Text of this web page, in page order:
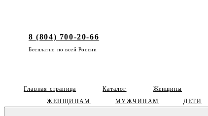
8 (804) 700-20-66
Бесплатно по всей России
ЖЕНЩИНАМ МУЖЧИНАМ ДЕТИ
Главная страница Каталог Женщины